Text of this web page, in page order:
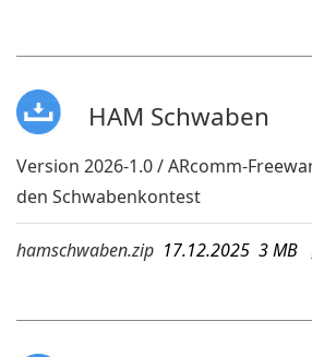
HAM Schwaben
Version 2026-1.0 / ARcomm-
den Schwabenkontest
hamschwaben.zip 17.12.2025 3 MB